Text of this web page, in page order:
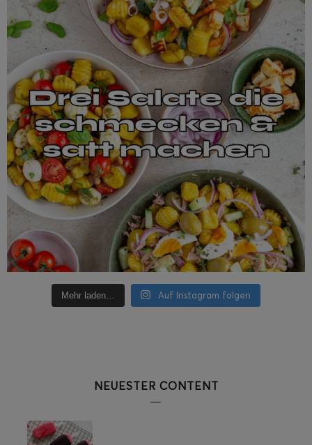
Mehr laden… Auf Instagram folgen
NEUESTER CONTENT